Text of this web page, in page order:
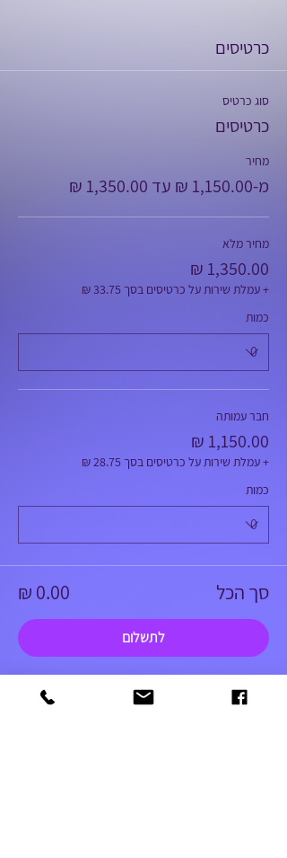
כרטיסים
סוג כרטיס
כרטיסים
מחיר
מ-‏1,150.00 ‏₪ עד ‏1,350.00 ‏₪
מחיר מלא
+ עמלת שירות על כרטיסים בסך ‏33.75 ‏₪
כמות
חבר עמותה
+ עמלת שירות על כרטיסים בסך ‏28.75 ‏₪
כמות
סך הכל
לתשלום